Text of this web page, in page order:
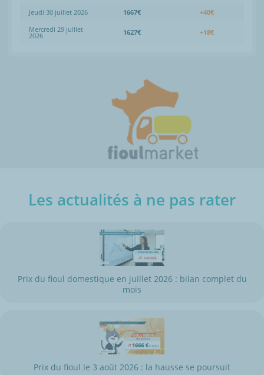
Jeudi 30 juillet 2026 1667€
+40€
Mercredi 29 juillet
2026 1627€ +18€
Les actualités à ne pas rater
Prix du fioul domestique en juillet 2026 : bilan complet du
mois
Prix du fioul le 3 août 2026 : la hausse se poursuit